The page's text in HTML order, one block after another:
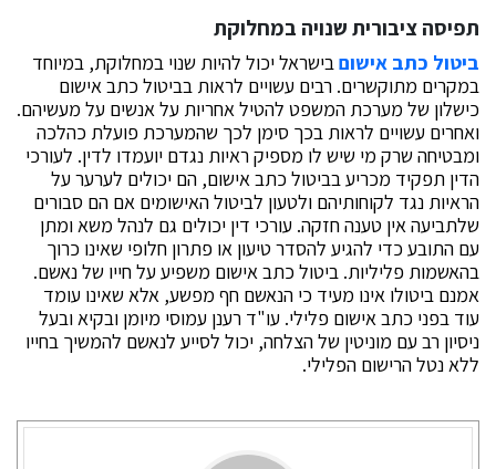
תפיסה ציבורית שנויה במחלוקת
ביטול כתב אישוםבישראל יכול להיות שנוי במחלוקת, במיוחד
במקרים מתוקשרים. רבים עשויים לראות בביטול כתב אישום
כישלון של מערכת המשפט להטיל אחריות על אנשים על מעשיהם.
ואחרים עשויים לראות בכך סימן לכך שהמערכת פועלת כהלכה
ומבטיחה שרק מי שיש לו מספיק ראיות נגדם יועמדו לדין. לעורכי
הדין תפקיד מכריע בביטול כתב אישום, הם יכולים לערער על
הראיות נגד לקוחותיהם ולטעון לביטול האישומים אם הם סבורים
שלתביעה אין טענה חזקה. עורכי דין יכולים גם לנהל משא ומתן
עם התובע כדי להגיע להסדר טיעון או פתרון חלופי שאינו כרוך
בהאשמות פליליות. ביטול כתב אישום משפיע על חייו של נאשם.
אמנם ביטולו אינו מעיד כי הנאשם חף מפשע, אלא שאינו עומד
עוד בפני כתב אישום פלילי. עו"ד רענן עמוסי מיומן ובקיא ובעל
ניסיון רב עם מוניטין של הצלחה, יכול לסייע לנאשם להמשיך בחייו
ללא נטל הרישום הפלילי.